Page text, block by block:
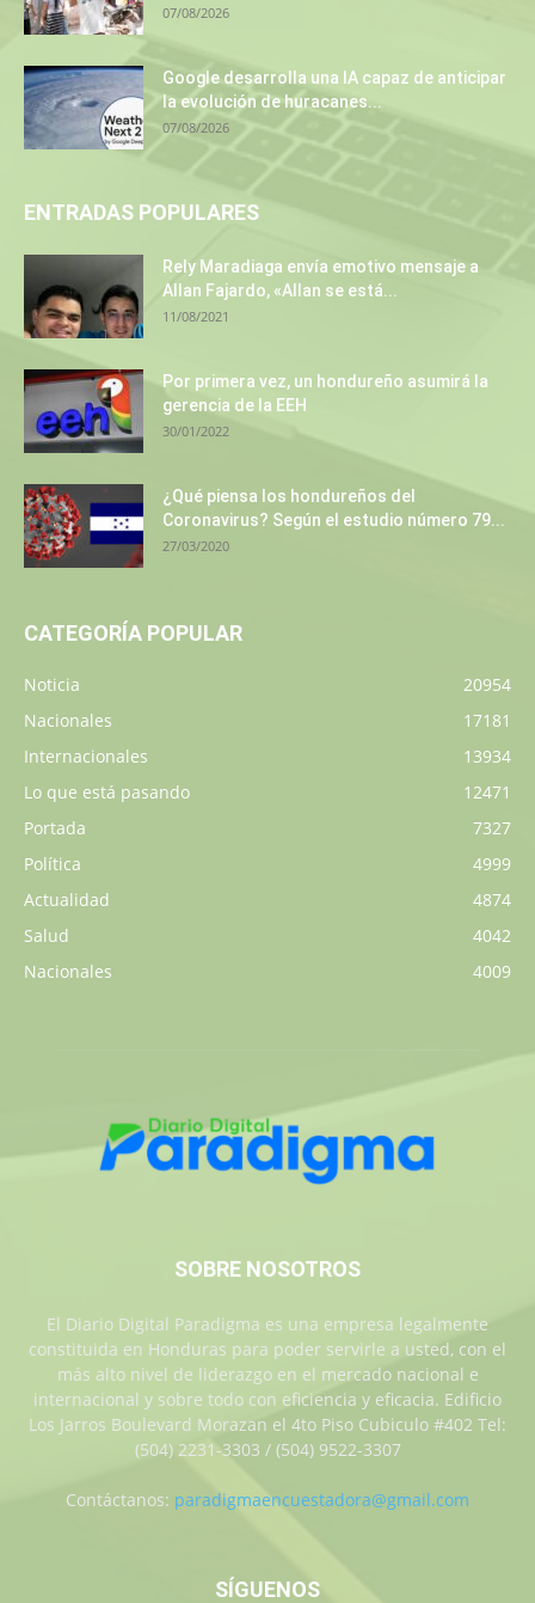
07/08/2026
Google desarrolla una IA capaz de anticipar
la evolución de huracanes...
07/08/2026
ENTRADAS POPULARES
Rely Maradiaga envía emotivo mensaje a
Allan Fajardo, «Allan se está...
11/08/2021
Por primera vez, un hondureño asumirá la
gerencia de la EEH
30/01/2022
¿Qué piensa los hondureños del
Coronavirus? Según el estudio número 79...
27/03/2020
CATEGORÍA POPULAR
Noticia
20954
Nacionales
17181
Internacionales
13934
Lo que está pasando
12471
Portada
7327
Política
4999
Actualidad
4874
Salud
4042
Nacionales
4009
SOBRE NOSOTROS
El Diario Digital Paradigma es una empresa legalmente
constituida en Honduras para poder servirle a usted, con el
más alto nivel de liderazgo en el mercado nacional e
internacional y sobre todo con eficiencia y eficacia. Edificio
Los Jarros Boulevard Morazan el 4to Piso Cubiculo #402 Tel:
(504) 2231-3303 / (504) 9522-3307
Contáctanos: paradigmaencuestadora@gmail.com
SÍGUENOS